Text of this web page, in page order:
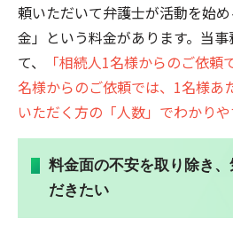
頼いただいて弁護士が活動を始
金」という料金があります。当
て、
「相続人1名様からのご依
名様からのご依頼では、1名様
いただく方の「人数」でわかり
料金面の不安を取り除き
だきたい